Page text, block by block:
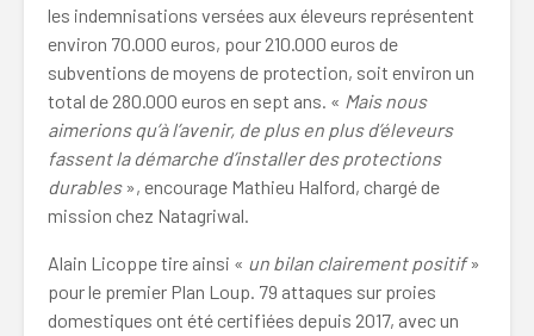
les indemnisations versées aux éleveurs représentent
environ 70.000 euros, pour 210.000 euros de
subventions de moyens de protection, soit environ un
total de 280.000 euros en sept ans. « Mais nous
aimerions qu’à l’avenir, de plus en plus d’éleveurs
fassent la démarche d’installer des protections
durables», encourage Mathieu Halford, chargé de
mission chez Natagriwal.
Alain Licoppe tire ainsi « un bilan clairement positif»
pour le premier Plan Loup. 79 attaques sur proies
domestiques ont été certifiées depuis 2017, avec un